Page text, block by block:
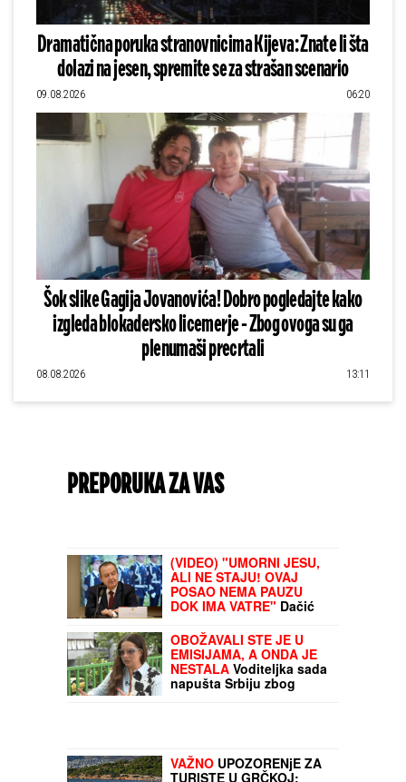
Dramatična poruka stranovnicima Kijeva: Znate li šta
dolazi na jesen, spremite se za strašan scenario
09.08.2026 06:20
Šok slike Gagija Jovanovića! Dobro pogledajte kako
izgleda blokadersko licemerje - Zbog ovoga su ga
plenumaši precrtali
08.08.2026 13:11
PREPORUKA ZA VAS
Zvezda po notama Kataija srušila Novi
Pazar! Crveno-beli slavili sa igračem manje i
napravili dobru uvertiru za meč sezone
POSAO NEMA PAUZU
DOK IMA VATRE"Dačić